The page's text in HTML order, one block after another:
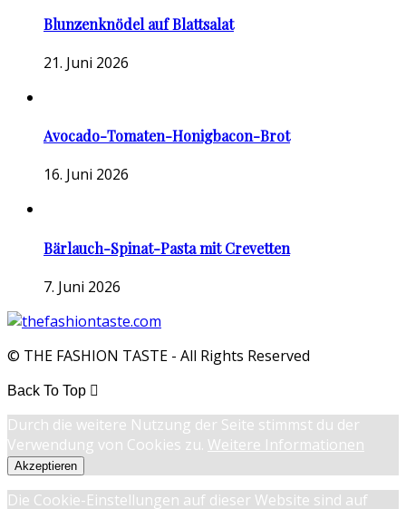
Blunzenknödel auf Blattsalat
21. Juni 2026
Avocado-Tomaten-Honigbacon-Brot
16. Juni 2026
Bärlauch-Spinat-Pasta mit Crevetten
7. Juni 2026
© THE FASHION TASTE - All Rights Reserved
Back To Top
Durch die weitere Nutzung der Seite stimmst du der
Verwendung von Cookies zu. Weitere Informationen
Akzeptieren
Die Cookie-Einstellungen auf dieser Website sind auf